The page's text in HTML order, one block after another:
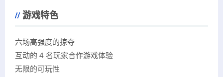
游戏特色
六场高强度的掠夺
互动的 4 名玩家合作游戏体验
无限的可玩性